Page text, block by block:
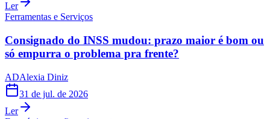
Ler
Ferramentas e Serviços
Consignado do INSS mudou: prazo maior é bom ou
só empurra o problema pra frente?
ADAlexia Diniz
31 de jul. de 2026
Ler